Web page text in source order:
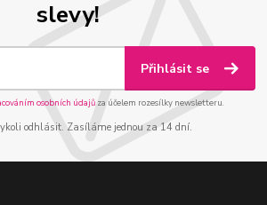
slevy!
Přihlásit se
osobních údajůza účelem rozesílky newsletteru.
odhlásit. Zasíláme jednou za 14 dní.